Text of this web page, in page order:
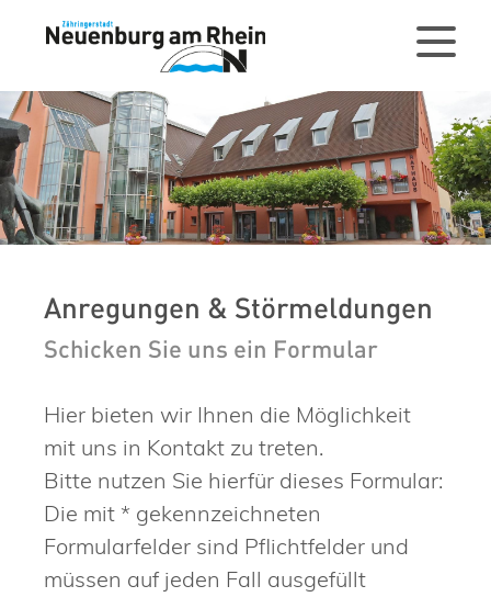
Anregungen & Störmeldungen
Schicken Sie uns ein Formular
Hier bieten wir Ihnen die Möglichkeit
mit uns in Kontakt zu treten.
Bitte nutzen Sie hierfür dieses Formular:
Die mit * gekennzeichneten
Formularfelder sind Pflichtfelder und
müssen auf jeden Fall ausgefüllt